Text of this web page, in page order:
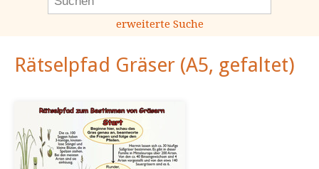
erweiterte Suche
Rätselpfad Gräser (A5, gefaltet)